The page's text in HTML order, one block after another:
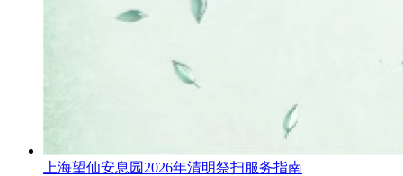
上海望仙安息园2026年清明祭扫服务指南